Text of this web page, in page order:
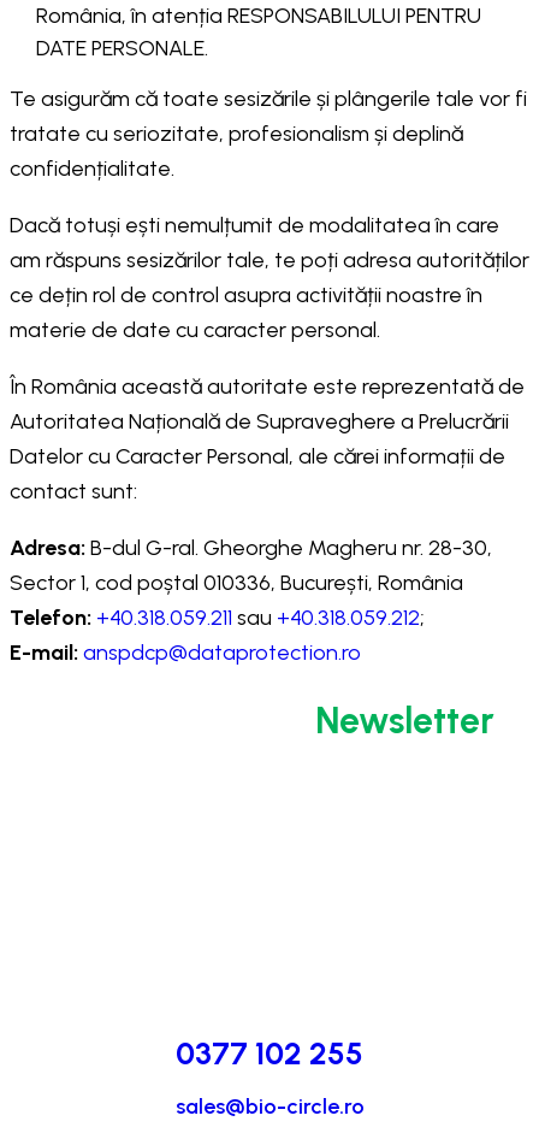
România, în atenția RESPONSABILULUI PENTRU
DATE PERSONALE.
Te asigurăm că toate sesizările și plângerile tale vor fi
tratate cu seriozitate, profesionalism și deplină
confidențialitate.
Dacă totuși ești nemulțumit de modalitatea în care
am răspuns sesizărilor tale, te poți adresa autorităților
ce dețin rol de control asupra activității noastre în
materie de date cu caracter personal.
În România această autoritate este reprezentată de
Autoritatea Națională de Supraveghere a Prelucrării
Datelor cu Caracter Personal, ale cărei informații de
contact sunt:
Adresa: B-dul G-ral. Gheorghe Magheru nr. 28-30,
Sector 1, cod poștal 010336, București, România
Telefon: +40.318.059.211 sau +40.318.059.212;
E-mail: anspdcp@dataprotection.ro
Newsletter
0377 102 255
sales@bio-circle.ro